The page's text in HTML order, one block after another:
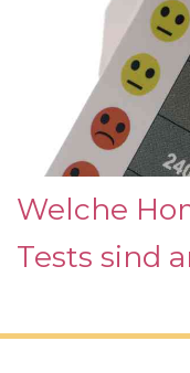
Welche
Tests sind